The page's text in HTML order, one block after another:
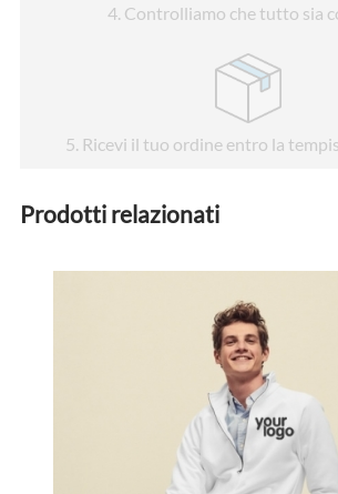
4. Controlliamo che tutto sia
5. Ricevi il tuo ordine entro la
Prodotti relazionati